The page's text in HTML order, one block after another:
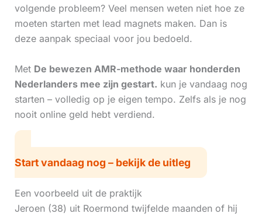
volgende probleem? Veel mensen weten niet hoe ze
moeten starten met lead magnets maken. Dan is
deze aanpak speciaal voor jou bedoeld.
Met De bewezen AMR-methode waar honderden
Nederlanders mee zijn gestart. kun je vandaag nog
starten – volledig op je eigen tempo. Zelfs als je nog
nooit online geld hebt verdiend.
Start vandaag nog – bekijk de uitleg
Een voorbeeld uit de praktijk
Jeroen (38) uit Roermond twijfelde maanden of hij